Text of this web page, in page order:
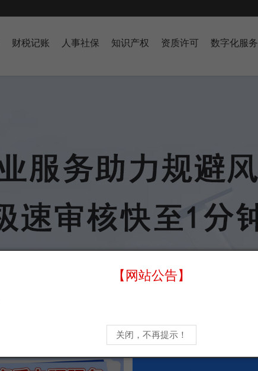
财税记账 人事社保 知识产权 资质许可 数字化服务
【网站公告】
关闭，不再提示！